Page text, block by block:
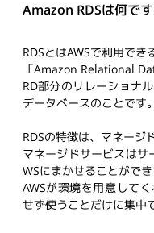
Amazon RDSは何で
RDSとはAWSで利用でき
「Amazon Relational
RD部分のリレーショナ
データベースのことです。
RDSの特徴は、マネージ
マネージドサービスは
WSにまかせることができ
AWSが環境を用意して
せず使うことだけに集中